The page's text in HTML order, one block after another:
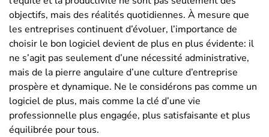
objectifs, mais des réalités quotidiennes. À mesure que
les entreprises continuent d’évoluer, l’importance de
choisir le bon logiciel devient de plus en plus évidente: il
ne s’agit pas seulement d’une nécessité administrative,
mais de la pierre angulaire d’une culture d’entreprise
prospère et dynamique. Ne le considérons pas comme un
logiciel de plus, mais comme la clé d’une vie
professionnelle plus engagée, plus satisfaisante et plus
équilibrée pour tous.